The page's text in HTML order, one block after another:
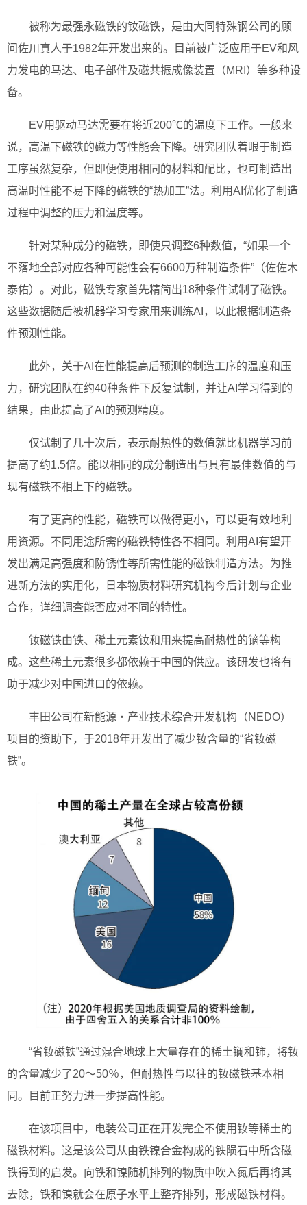
被称为最强永磁铁的钕磁铁，是由大同特殊钢公司的顾
问佐川真人于1982年开发出来的。目前被广泛应用于EV和风
力发电的马达、电子部件及磁共振成像装置（MRI）等多种设
备。
EV用驱动马达需要在将近200℃的温度下工作。一般来
说，高温下磁铁的磁力等性能会下降。研究团队着眼于制造
工序虽然复杂，但即便使用相同的材料和配比，也可制造出
高温时性能不易下降的磁铁的“热加工”法。利用AI优化了制造
过程中调整的压力和温度等。
针对某种成分的磁铁，即使只调整6种数值，“如果一个
不落地全部对应各种可能性会有6600万种制造条件”（佐佐木
泰佑）。对此，磁铁专家首先精简出18种条件试制了磁铁。
这些数据随后被机器学习专家用来训练AI，以此根据制造条
件预测性能。
此外，关于AI在性能提高后预测的制造工序的温度和压
力，研究团队在约40种条件下反复试制，并让AI学习得到的
结果，由此提高了AI的预测精度。
仅试制了几十次后，表示耐热性的数值就比机器学习前
提高了约1.5倍。能以相同的成分制造出与具有最佳数值的与
现有磁铁不相上下的磁铁。
有了更高的性能，磁铁可以做得更小，可以更有效地利
用资源。不同用途所需的磁铁特性各不相同。利用AI有望开
发出满足高强度和防锈性等所需性能的磁铁制造方法。为推
进新方法的实用化，日本物质材料研究机构今后计划与企业
合作，详细调查能否应对不同的特性。
钕磁铁由铁、稀土元素钕和用来提高耐热性的镝等构
成。这些稀土元素很多都依赖于中国的供应。该研发也将有
助于减少对中国进口的依赖。
丰田公司在新能源・产业技术综合开发机构（NEDO）
项目的资助下，于2018年开发出了减少钕含量的“省钕磁
铁”。
“省钕磁铁”通过混合地球上大量存在的稀土镧和铈，将钕
的含量减少了20～50％，但耐热性与以往的钕磁铁基本相
同。目前正努力进一步提高性能。
在该项目中，电装公司正在开发完全不使用钕等稀土的
磁铁材料。这是该公司从由铁镍合金构成的铁陨石中所含磁
铁得到的启发。向铁和镍随机排列的物质中吹入氮后再将其
去除，铁和镍就会在原子水平上整齐排列，形成磁铁材料。